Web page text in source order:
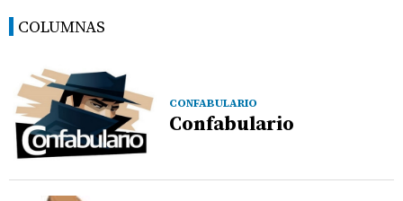
COLUMNAS
CONFABULARIO
Confabulario